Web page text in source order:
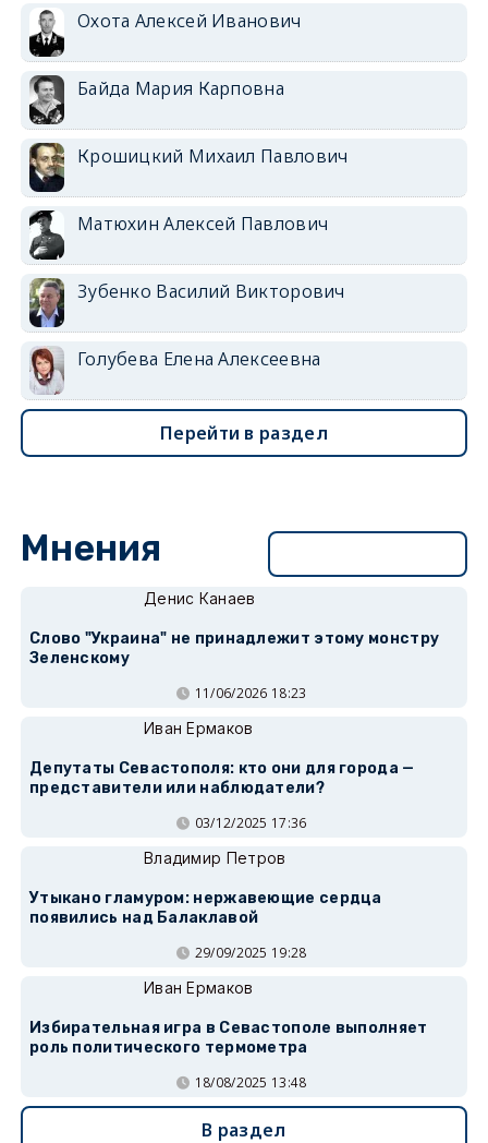
Охота Алексей Иванович
Байда Мария Карповна
Крошицкий Михаил Павлович
Матюхин Алексей Павлович
Зубенко Василий Викторович
Голубева Елена Алексеевна
Перейти в раздел
Мнения
Денис Канаев
Слово "Украина" не принадлежит этому монстру
Зеленскому
11/06/2026 18:23
Иван Ермаков
Депутаты Севастополя: кто они для города —
представители или наблюдатели?
03/12/2025 17:36
Владимир Петров
Утыкано гламуром: нержавеющие сердца
появились над Балаклавой
29/09/2025 19:28
Иван Ермаков
Избирательная игра в Севастополе выполняет
роль политического термометра
18/08/2025 13:48
В раздел